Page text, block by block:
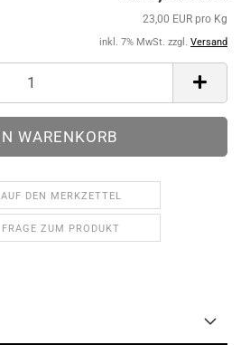
23,00 EUR pro Kg
inkl. 7% MwSt. zzgl. Versand
AUF DEN MERKZETTEL
FRAGE ZUM PRODUKT